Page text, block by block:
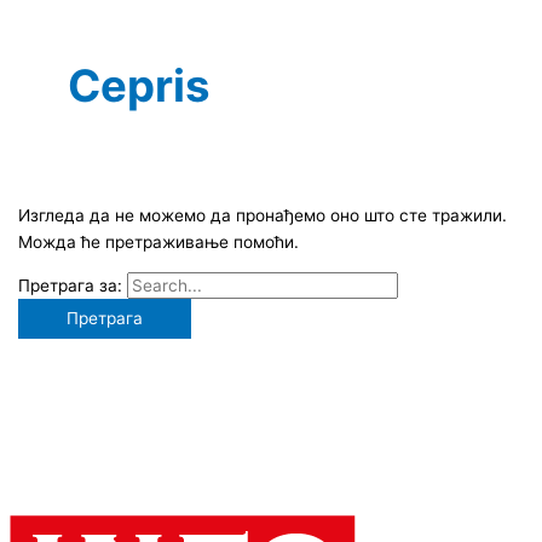
Cepris
Изгледа да не можемо да пронађемо оно што сте тражили.
Можда ће претраживање помоћи.
Претрага за: